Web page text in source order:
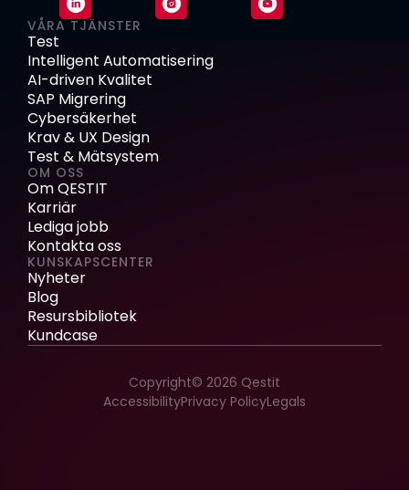
VÅRA TJÄNSTER
Test
Intelligent Automatisering
AI-driven Kvalitet
SAP Migrering
Cybersäkerhet
Krav & UX Design
Test & Mätsystem
OM OSS
Om QESTIT
Karriär
Lediga jobb
Kontakta oss
KUNSKAPSCENTER
Nyheter
Blog
Resursbibliotek
Kundcase
Copyright© 2026 Qestit
AccessibilityPrivacy PolicyLegals